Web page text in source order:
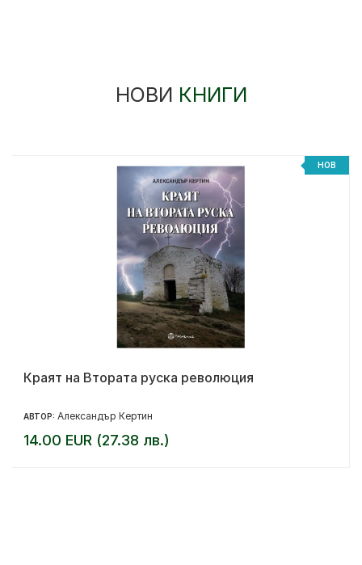
НОВИ КНИГИ
НОВ
Краят на Втората руска революция
АВТОР: Александър Кертин
14.00 EUR (27.38 лв.)